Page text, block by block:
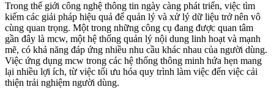
Trong thế giới công nghệ thông tin ngày càng phát triển, việc tìm
kiếm các giải pháp hiệu quả để quản lý và xử lý dữ liệu trở nên vô
cùng quan trọng. Một trong những công cụ đang được quan tâm
gần đây là mcw, một hệ thống quản lý nội dung linh hoạt và mạnh
mẽ, có khả năng đáp ứng nhiều nhu cầu khác nhau của người dùng.
Việc ứng dụng mcw trong các hệ thống thông minh hứa hẹn mang
lại nhiều lợi ích, từ việc tối ưu hóa quy trình làm việc đến việc cải
thiện trải nghiệm người dùng.